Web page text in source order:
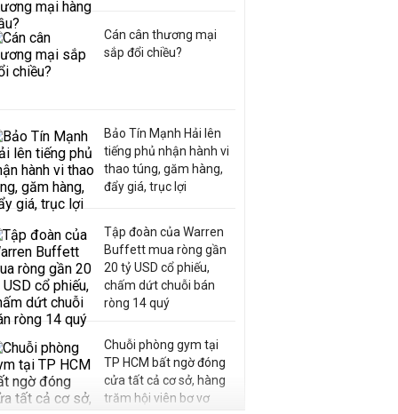
Cán cân thương mại
sắp đổi chiều?
Bảo Tín Mạnh Hải lên
tiếng phủ nhận hành vi
thao túng, găm hàng,
đẩy giá, trục lợi
Tập đoàn của Warren
Buffett mua ròng gần
20 tỷ USD cổ phiếu,
chấm dứt chuỗi bán
ròng 14 quý
Chuỗi phòng gym tại
TP HCM bất ngờ đóng
cửa tất cả cơ sở, hàng
trăm hội viên bơ vơ